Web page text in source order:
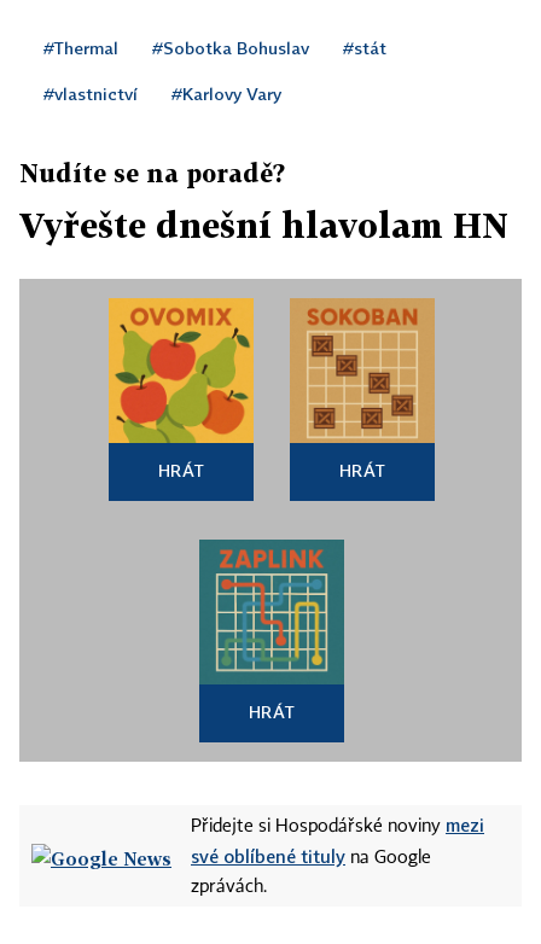
#Thermal #Sobotka Bohuslav #stát
#vlastnictví #Karlovy Vary
Nudíte se na poradě?
Vyřešte dnešní hlavolam HN
HRÁT HRÁT
HRÁT
Přidejte si Hospodářské noviny mezi
své oblíbené tituly na Google
zprávách.